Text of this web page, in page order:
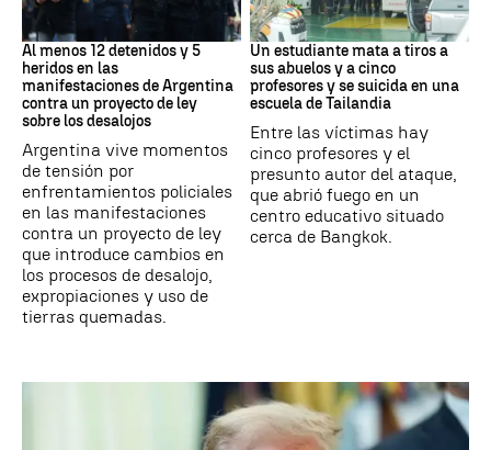
Protestas
Al menos 12 detenidos y 5
heridos en las
manifestaciones de Argentina
contra un proyecto de ley
sobre los desalojos
Argentina vive momentos
de tensión por
enfrentamientos policiales
en las manifestaciones
contra un proyecto de ley
que introduce cambios en
los procesos de desalojo,
expropiaciones y uso de
tierras quemadas.
Tailandia
Un estudiante mata a tiros a
sus abuelos y a cinco
profesores y se suicida en una
escuela de Tailandia
Entre las víctimas hay
cinco profesores y el
presunto autor del ataque,
que abrió fuego en un
centro educativo situado
cerca de Bangkok.